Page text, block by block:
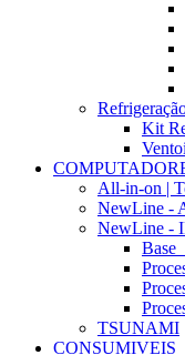
Kit
All-in-on |
NewLine -
NewLine -
TSUNAMI
CONSUMIVEIS